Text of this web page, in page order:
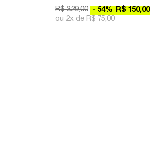
R$ 329,00
R$ 150,00
54%
2x R$ 75,00